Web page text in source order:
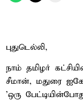
புதுடெல்லி,
நாம் தமிழர்
சீமான், மதுரை
'ஒரு